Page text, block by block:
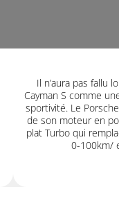
Il n’aura pas fallu
Cayman S comme
sportivité. Le
de son moteur en
plat Turbo qui
0-100km/